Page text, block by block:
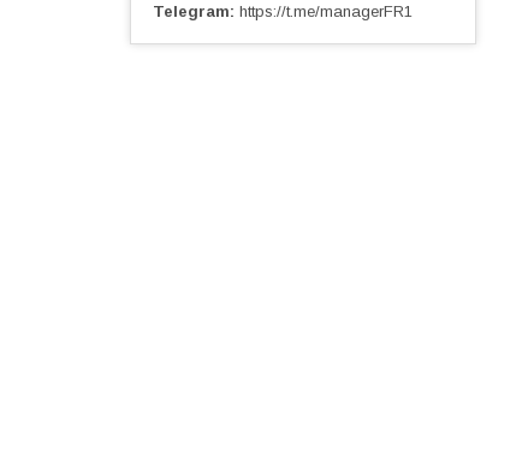
Telegram https://t.me/managerFR1